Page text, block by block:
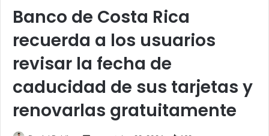
Banco de Costa Rica
recuerda a los usuarios
revisar la fecha de
caducidad de sus tarjetas y
renovarlas gratuitamente